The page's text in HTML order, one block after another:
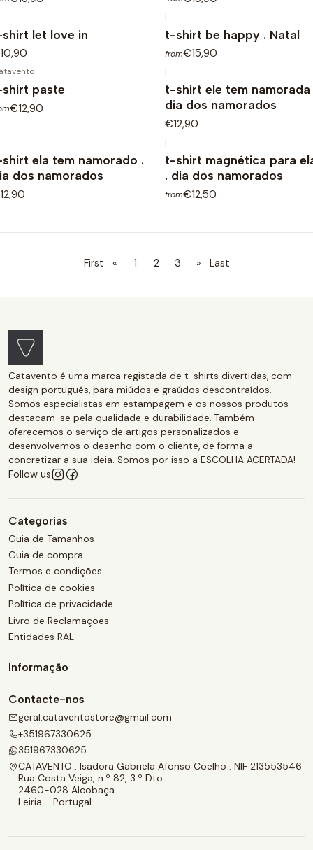
let love in
|
t-shirt be happy . Natal
from€15,90
paste
€12,90
|
t-shirt ele tem namorada
dia dos namorados
€12,90
ela tem namorado .
dos namorados
|
t-shirt magnética para
. dia dos namorados
from€12,50
First « 1 2 3 » Last
Catavento é uma marca registada de t-shirts divertidas, com
design português, para miúdos e graúdos descontraídos.
Somos especialistas em estampagem e os nossos produtos
destacam-se pela qualidade e durabilidade. Também
oferecemos o serviço de artigos personalizados e
desenvolvemos o desenho com o cliente, de forma a
concretizar a sua ideia. Somos por isso a ESCOLHA ACERTADA!
Follow us
Categorias
Guia de Tamanhos
Guia de compra
Termos e condições
Política de cookies
Política de privacidade
Livro de Reclamações
Entidades RAL
Informação
Contacte-nos
geral.cataventostore@gmail.com
+351967330625
351967330625
CATAVENTO . Isadora Gabriela Afonso Coelho . NIF 213553546
Rua Costa Veiga, n.º 82, 3.º Dto
2460-028 Alcobaça
Leiria - Portugal